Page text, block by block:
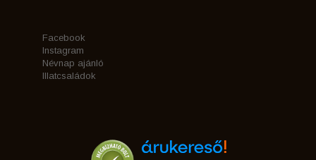
Facebook
Instagram
Névnap ajánló
Illatcsaládok